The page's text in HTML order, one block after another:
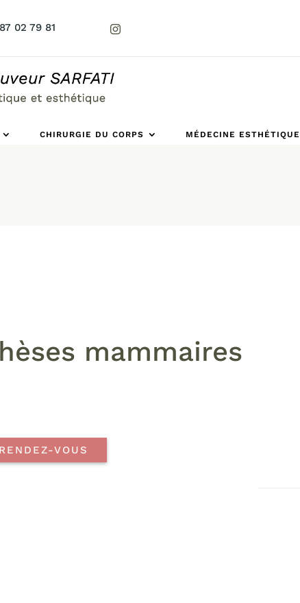
02 79 81
CHIRURGIE DU CORPS MÉDECINE ESTHÉTIQUE
mammaires
VOUS